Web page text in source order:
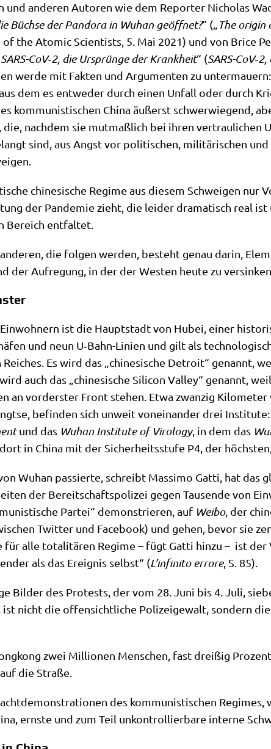
ande­ren Autoren wie dem Repor­ter Nicho­las
Büch­se der Pan­do­ra in Wuhan geöff­net?“ („ The ori­gin
of the Ato­mic Sci­en­tists, 5. Mai 2021) und von Bri­ce
SARS-CoV‑2, die Ursprün­ge der Krank­heit“ (SARS-
wer­de mit Fak­ten und Argu­men­ten zu
dem es ent­we­der durch einen Unfall oder durch
kom­mu­ni­sti­schen Chi­na äußerst schwer­wie­gend,
nach­dem sie mut­maß­lich bei ihren ver­trau­li­chen
sind, aus Angst vor poli­ti­schen, mili­tä­ri­schen
chi­ne­si­sche Regime aus die­sem Schwei­gen nur
der Pan­de­mie zieht, die lei­der dra­ma­tisch real
Bereich entfaltet.
die fol­gen wer­den, besteht genau dar­in,
der Auf­re­gung, in der der Westen heu­te zu
ist die Haupt­stadt von Hubei, einer
und neun U‑Bahn-Lini­en und gilt als
Rei­ches. Es wird das „chi­ne­si­sche Detroit“ genannt,
auch das „chi­ne­si­sche Sili­con Val­ley“ genannt,
an vor­der­ster Front ste­hen. Etwa zwan­zig
befin­den sich unweit von­ein­an­der drei
und das Wuhan Insti­tu­te of Viro­lo­gy, in dem das
in Chi­na mit der Sicher­heits­stu­fe P4, der
Wuhan pas­sier­te, schreibt Mas­si­mo Gat­ti, hat das
der Bereit­schafts­po­li­zei gegen Tau­sen­de von
Par­tei“ demon­strie­ren, auf Wei­bo, der
Twit­ter und Face­book) und gehen, bevor sie
für alle tota­li­tä­ren Regime – fügt Gat­ti hin­zu – ist
als das Ereig­nis selbst“ (L’infinito errore, S. 85).
des Pro­tests, der vom 28. Juni bis 4. Juli,
nicht die offen­sicht­li­che Poli­zei­ge­walt, son­dern
zwei Mil­lio­nen Men­schen, fast drei­ßig
die Straße.
des kom­mu­ni­sti­schen
ern­ste und zum Teil unkon­trol­lier­ba­re inter­ne